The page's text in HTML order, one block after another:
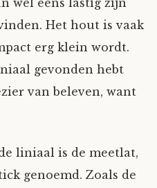
wel eens lastig zijn
Het hout is vaak
erg klein wordt.
gevonden hebt
van beleven, want
liniaal is de meetlat,
genoemd. Zoals de